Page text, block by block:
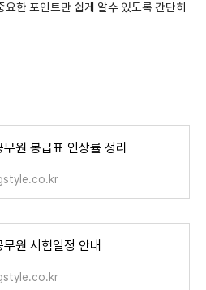
한 포인트만 쉽게 알수 있도록 간단히
원 봉급표 인상률 정리
원 시험일정 안내